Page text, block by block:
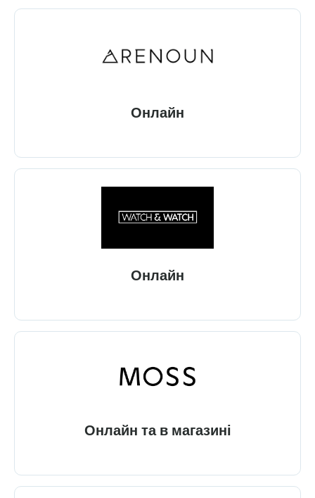
Онлайн
Онлайн
Онлайн та в магазині